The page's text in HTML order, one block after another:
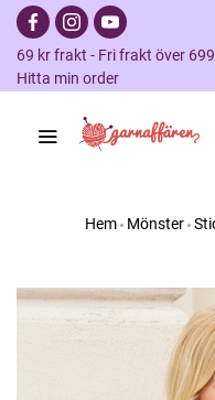
69 kr frakt - Fri frakt över
Hitta min order
Hem Mönster